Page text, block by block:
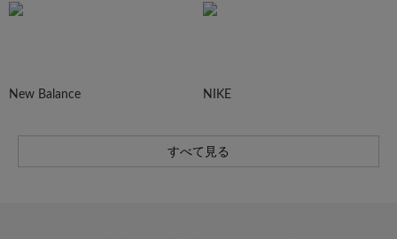
New Balance NIKE
すべて見る